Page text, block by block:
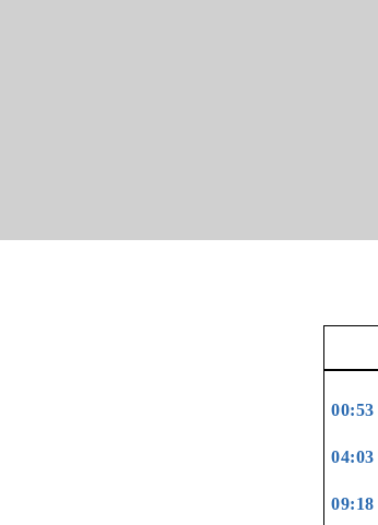
00:53
04:03
09:18